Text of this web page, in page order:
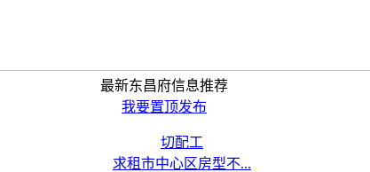
最新东昌府信息推荐
我要置顶发布
切配工
求租市中心区房型不...